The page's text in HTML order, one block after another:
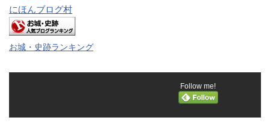
にほんブログ村
お城・史跡ランキング
Follow me!